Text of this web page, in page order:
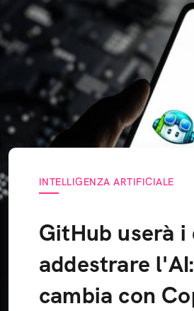
INTELLIGENZA ARTIFICIALE
GitHub userà
addestrare
cambia con